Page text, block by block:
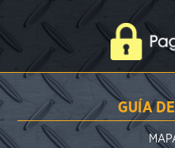
GUÍA